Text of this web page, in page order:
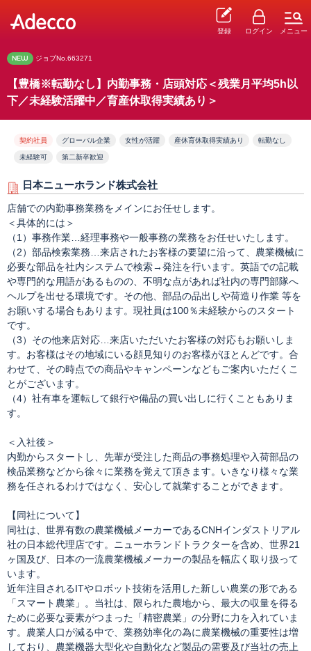
登録 ログイン メニュー
NEW ジョブNo.663271
【豊橋※転勤なし】内勤事務・店頭対応＜残業月平均5h以
下／未経験活躍中／育産休取得実績あり＞
契約社員 グローバル企業 女性が活躍 産休育休取得実績あり 転勤なし
未経験可 第二新卒歓迎
日本ニューホランド株式会社
店舗での内勤事務業務をメインにお任せします。
＜具体的には＞
（1）事務作業…経理事務や一般事務の業務をお任せいたします。
（2）部品検索業務…来店されたお客様の要望に沿って、農業機械に
必要な部品を社内システムで検索→発注を行います。英語での記載
や専門的な用語があるものの、不明な点があれば社内の専門部隊へ
ヘルプを出せる環境です。その他、部品の品出しや荷造り作業 等を
お願いする場合もあります。現社員は100％未経験からのスタート
です。
（3）その他来店対応…来店いただいたお客様の対応もお願いしま
す。お客様はその地域にいる顔見知りのお客様がほとんどです。合
わせて、その時点での商品やキャンペーンなどもご案内いただくこ
とがございます。
（4）社有車を運転して銀行や備品の買い出しに行くこともありま
す。
＜入社後＞
内勤からスタートし、先輩が受注した商品の事務処理や入荷部品の
検品業務などから徐々に業務を覚えて頂きます。いきなり様々な業
務を任されるわけではなく、安心して就業することができます。
【同社について】
同社は、世界有数の農業機械メーカーであるCNHインダストリアル
社の日本総代理店です。ニューホランドトラクターを含め、世界21
ヶ国及び、日本の一流農業機械メーカーの製品を幅広く取り扱って
います。
近年注目されるITやロボット技術を活用した新しい農業の形である
「スマート農業」。当社は、限られた農地から、最大の収量を得る
ために必要な要素がつまった「精密農業」の分野に力を入れていま
す。農業人口が減る中で、業務効率化の為に農業機械の重要性は増
しており、農業機器大型化や自動化など製品の需要及び当社の売上